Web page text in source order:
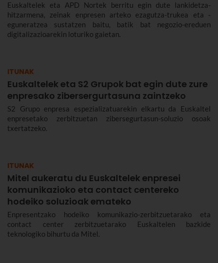
Euskaltelek eta APD Nortek berritu egin dute lankidetza-
hitzarmena, zeinak enpresen arteko ezagutza-trukea eta -
eguneratzea sustatzen baitu, batik bat negozio-ereduen
digitalizazioarekin loturiko gaietan.
ITUNAK
Euskaltelek eta S2 Grupok bat egin dute zure
enpresako zibersergurtasuna zaintzeko
S2 Grupo enpresa espezializatuarekin elkartu da Euskaltel
enpresetako zerbitzuetan zibersegurtasun-soluzio osoak
txertatzeko.
ITUNAK
Mitel aukeratu du Euskaltelek enpresei
komunikazioko eta contact centereko
hodeiko soluzioak emateko
Enpresentzako hodeiko komunikazio-zerbitzuetarako eta
contact center zerbitzuetarako Euskaltelen bazkide
teknologiko bihurtu da Mitel.